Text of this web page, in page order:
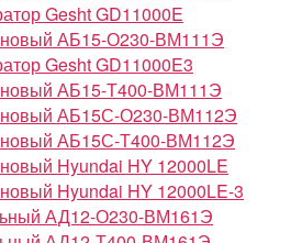
Gesht GD11000E
АБ15-О230-ВМ111Э
Gesht GD11000E3
АБ15-Т400-ВМ111Э
АБ15С-О230-ВМ112Э
АБ15С-Т400-ВМ112Э
Hyundai HY 12000LE
Hyundai HY 12000LE-3
АД12-О230-ВМ161Э